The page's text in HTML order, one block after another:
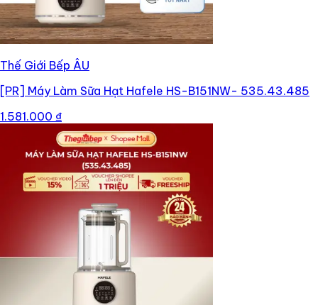
Thế Giới Bếp ÂU
[PR] Máy Làm Sữa Hạt Hafele HS-B151NW- 535.43.485
1.581.000 ₫